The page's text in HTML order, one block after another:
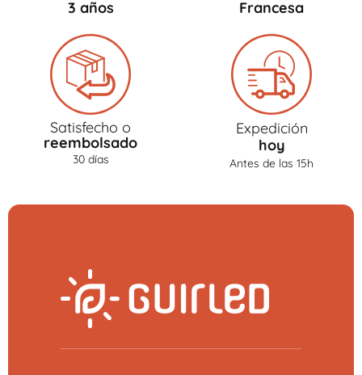
3 años
Francesa
Satisfecho o
reembolsado
30 días
Expedición
hoy
Antes de las 15h